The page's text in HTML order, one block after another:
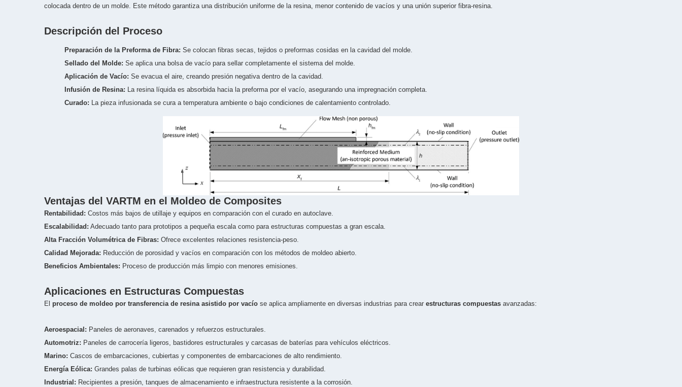
colocada dentro de un molde. Este método garantiza una distribución uniforme de la resina, menor contenido de vacíos y una unión superior fibra-resina.
Descripción del Proceso
Preparación de la Preforma de Fibra: Se colocan fibras secas, tejidos o preformas cosidas en la cavidad del molde.
Sellado del Molde: Se aplica una bolsa de vacío para sellar completamente el sistema del molde.
Aplicación de Vacío: Se evacua el aire, creando presión negativa dentro de la cavidad.
Infusión de Resina: La resina líquida es absorbida hacia la preforma por el vacío, asegurando una impregnación completa.
Curado: La pieza infusionada se cura a temperatura ambiente o bajo condiciones de calentamiento controlado.
Ventajas del VARTM en el Moldeo de Composites
Rentabilidad: Costos más bajos de utillaje y equipos en comparación con el curado en autoclave.
Escalabilidad: Adecuado tanto para prototipos a pequeña escala como para estructuras compuestas a gran escala.
Alta Fracción Volumétrica de Fibras: Ofrece excelentes relaciones resistencia-peso.
Calidad Mejorada: Reducción de porosidad y vacíos en comparación con los métodos de moldeo abierto.
Beneficios Ambientales: Proceso de producción más limpio con menores emisiones.
Aplicaciones en Estructuras Compuestas
El proceso de moldeo por transferencia de resina asistido por vacío se aplica ampliamente en diversas industrias para crear estructuras compuestas avanzadas:
Aeroespacial: Paneles de aeronaves, carenados y refuerzos estructurales.
Automotriz: Paneles de carrocería ligeros, bastidores estructurales y carcasas de baterías para vehículos eléctricos.
Marino: Cascos de embarcaciones, cubiertas y componentes de embarcaciones de alto rendimiento.
Energía Eólica: Grandes palas de turbinas eólicas que requieren gran resistencia y durabilidad.
Industrial: Recipientes a presión, tanques de almacenamiento e infraestructura resistente a la corrosión.